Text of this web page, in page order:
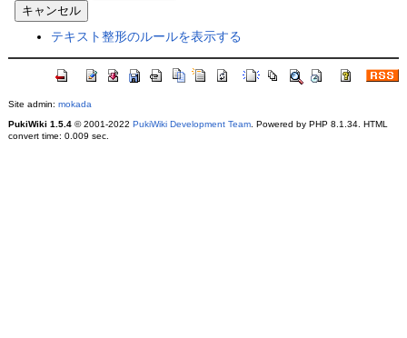
テキスト整形のルールを表示する
Site admin: mokada
PukiWiki 1.5.4© 2001-2022 PukiWiki Development Team. Powered by PHP 8.1.34. HTML
convert time: 0.009 sec.